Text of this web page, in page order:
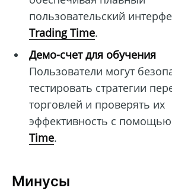
пользовательский
Trading Time.
Демо-счет для обучения
Пользователи могут
тестировать стратегии
торговлей и проверять их
эффективность с помощью
Time.
Минусы